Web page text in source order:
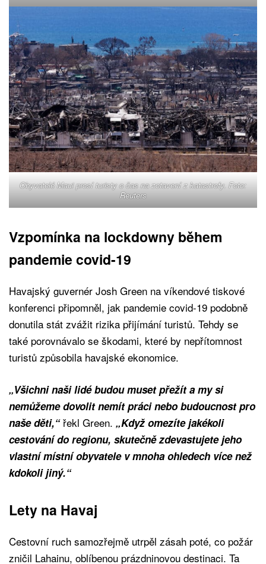
Obyvatelé Maui prosí turisty o čas na zotavení z katastrofy. Foto:
Reuters
Vzpomínka na lockdowny během
pandemie covid-19
Havajský guvernér Josh Green na víkendové tiskové
konferenci připomněl, jak pandemie covid-19 podobně
donutila stát zvážit rizika přijímání turistů. Tehdy se
také porovnávalo se škodami, které by nepřítomnost
turistů způsobila havajské ekonomice.
„Všichni naši lidé budou muset přežít a my si
nemůžeme dovolit nemít práci nebo budoucnost pro
naše děti,“řekl Green. „Když omezíte jakékoli
cestování do regionu, skutečně zdevastujete jeho
vlastní místní obyvatele v mnoha ohledech více než
kdokoli jiný.“
Lety na Havaj
Cestovní ruch samozřejmě utrpěl zásah poté, co požár
zničil Lahainu, oblíbenou prázdninovou destinaci. Ta